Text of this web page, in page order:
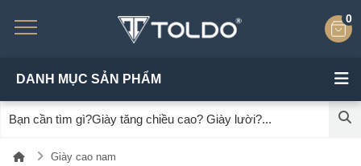
0
DANH MỤC SẢN PHẨM
Giày cao nam